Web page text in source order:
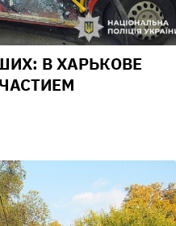
В ХАРЬКОВЕ